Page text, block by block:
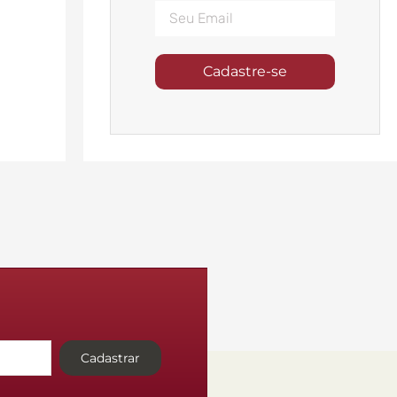
Cadastre-se
Cadastrar